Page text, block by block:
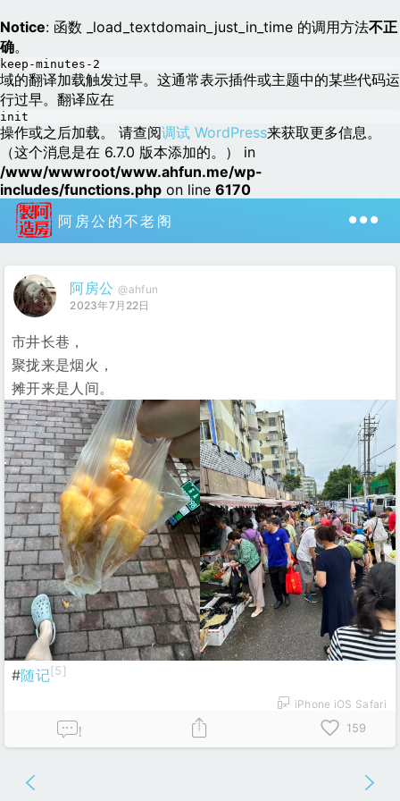
Notice: 函数 _load_textdomain_just_in_time 的调用方法不正
确。
keep-minutes-2
域的翻译加载触发过早。这通常表示插件或主题中的某些代码运
行过早。翻译应在
init
操作或之后加载。 请查阅调试 WordPress来获取更多信息。
（这个消息是在 6.7.0 版本添加的。） in
/www/wwwroot/www.ahfun.me/wp-
includes/functions.php on line 6170
阿房公的不老阁
阿房公 @ahfun
2023年7月22日
市井长巷，
聚拢来是烟火，
摊开来是人间。
#随记[5]
iPhone iOS Safari
! 159